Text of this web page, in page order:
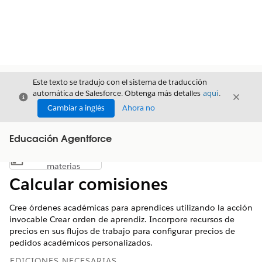
Cerrar
Este texto se tradujo con el sistema de traducción
automática de Salesforce. Obtenga más detalles aquí.
Cambiar a inglés
Ahora no
Cerrar
Educación Agentforce
Mostrar índice de materias
materias
Calcular comisiones
Cree órdenes académicas para aprendices utilizando la acción
invocable Crear orden de aprendiz. Incorpore recursos de
precios en sus flujos de trabajo para configurar precios de
pedidos académicos personalizados.